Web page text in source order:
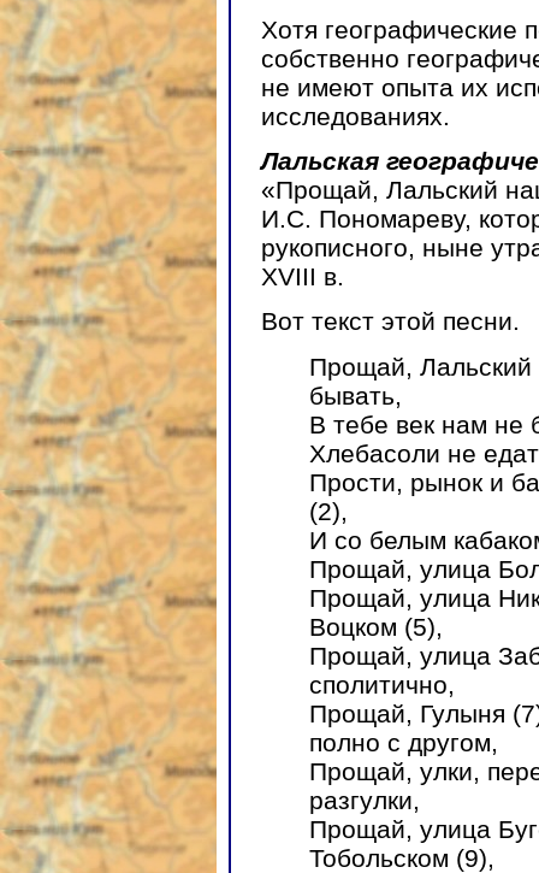
Хотя географические
собственно
не имеют опыта их
исследованиях.
Лальская
«Прощай, Лальский
И.С. Пономареву,
рукописного, ныне
ХVIII в.
Вот текст этой песни.
Прощай, Лальский
бывать,
В тебе век нам не
Хлебасоли не
Прости, рынок и
(2),
И со белым
Прощай, улица
Прощай, улица
Воцком (5),
Прощай, улица
сполитично,
Прощай, Гулыня
полно с другом,
Прощай, улки,
разгулки,
Прощай, улица
Тобольском (9),